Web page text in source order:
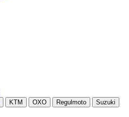
KTM OXO Regulmoto
Suzuki